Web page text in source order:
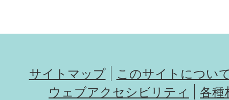
サイトマップ
このサイトについ
ウェブアクセシビリティ
各種